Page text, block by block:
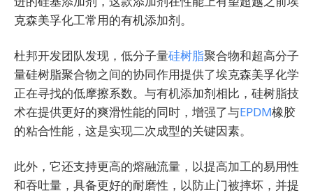
克森美孚化工常用的有机添加剂。
杜邦开发团队发现，低分子量硅树脂聚合物和超高分子
量硅树脂聚合物之间的协同作用提供了埃克森美孚化学
正在寻找的低摩擦系数。与有机添加剂相比，硅树脂技
术在提供更好的爽滑性能的同时，增强了与EPDM橡胶
的粘合性能，这是实现二次成型的关键因素。
此外，它还支持更高的熔融流量，以提高加工的易用性
和吞吐量，具备更好的耐磨性，以防止门被摔坏，并提